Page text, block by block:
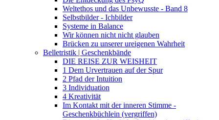
Weltethos und das Unbewusste - Band 8
Selbstbilder - Ichbilder
Systeme in Balance
Wir können nicht nicht glauben
Brücken zu unserer ureigenen Wahrheit
Belletristik | Geschenkbände
DIE REISE ZUR WEISHEIT
1 Dem Urvertrauen auf der Spur
2 Pfad der Intuition
3 Individuation
4 Kreativität
Im Kontakt mit der inneren Stimme -
Geschenkbüchlein (vergriffen)